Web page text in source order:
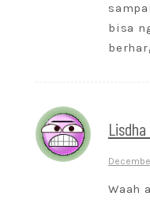
bisa
Waah